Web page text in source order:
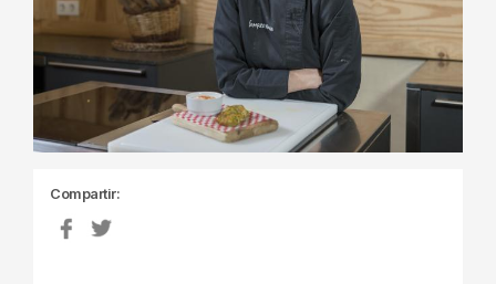
Compartir: